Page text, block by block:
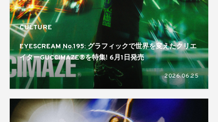
CULTURE
EYESCREAM No.195: グラフィックで世界を変えたクリエ
イターGUCCIMAZE®を特集! 6月1日発売
2026.06.25